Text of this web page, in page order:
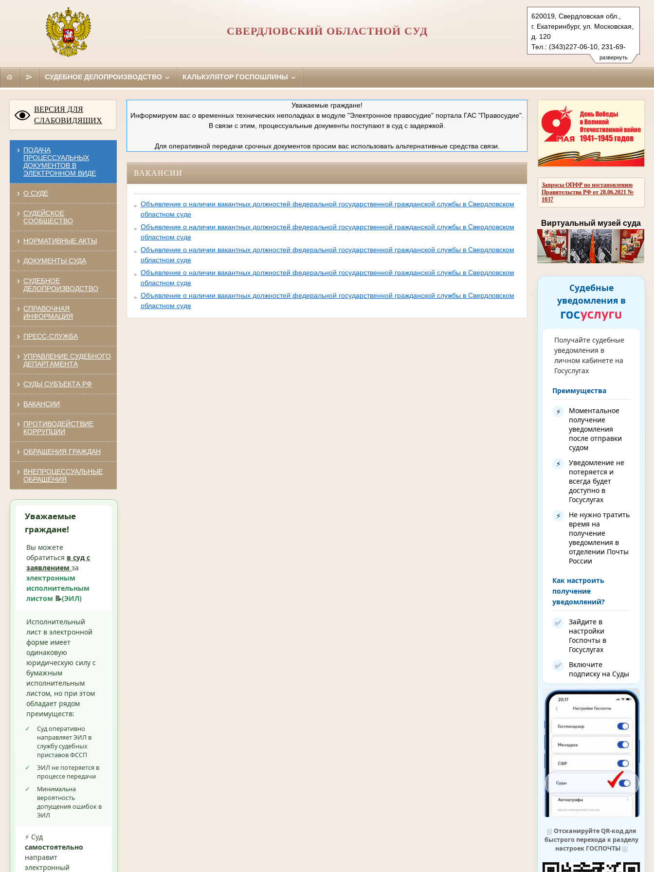
развернуть
620019, Свердловская обл.,
г. Екатеринбург, ул. Московская,
д. 120
Тел.: (343)227-06-10, 231-69-
89 (ф)
mail@ekboblsud.ru
СВЕРДЛОВСКИЙ ОБЛАСТНОЙ СУД
СУДЕБНОЕ ДЕЛОПРОИЗВОДСТВО КАЛЬКУЛЯТОР ГОСПОШЛИНЫ
ВЕРСИЯ ДЛЯ
СЛАБОВИДЯЩИХ
ПОДАЧА
ПРОЦЕССУАЛЬНЫХ
ДОКУМЕНТОВ В
ЭЛЕКТРОННОМ ВИДЕ
О СУДЕ
СУДЕЙСКОЕ
СООБЩЕСТВО
НОРМАТИВНЫЕ АКТЫ
ДОКУМЕНТЫ СУДА
СУДЕБНОЕ
ДЕЛОПРОИЗВОДСТВО
СПРАВОЧНАЯ
ИНФОРМАЦИЯ
ПРЕСС-СЛУЖБА
УПРАВЛЕНИЕ СУДЕБНОГО
ДЕПАРТАМЕНТА
СУДЫ СУБЪЕКТА РФ
ВАКАНСИИ
ПРОТИВОДЕЙСТВИЕ
КОРРУПЦИИ
ОБРАЩЕНИЯ ГРАЖДАН
ВНЕПРОЦЕССУАЛЬНЫЕ
ОБРАЩЕНИЯ
Уважаемые
граждане!
Вы можете
обратиться в суд с
заявлениемза
электронным
исполнительным
листом 📝(ЭИЛ)
Исполнительный
лист в электронной
форме имеет
одинаковую
юридическую силу с
бумажным
исполнительным
листом, но при этом
обладает рядом
преимуществ:
✓
Суд оперативно
направляет ЭИЛ в
службу судебных
приставов ФССП
✓
ЭИЛ не потеряется в
процессе передачи
✓
Минимальна
вероятность
допущения ошибок в
ЭИЛ
⚡ Суд
самостоятельно
направит
электронный
Запросы ОПФР по постановлению
Правительства РФ от 28.06.2021 №
1037
Виртуальный музей суда
Судебные
уведомления в
Получайте судебные
уведомления в
личном кабинете на
Госуслугах
Преимущества
⚡
Моментальное
получение
уведомления
после отправки
судом
⚡
Уведомление не
потеряется и
всегда будет
доступно в
Госуслугах
⚡
Не нужно тратить
время на
получение
уведомления в
отделении Почты
России
Как настроить
получение
уведомлений?
✅
Зайдите в
настройки
Госпочты в
Госуслугах
✅
Включите
подписку на Суды
⛆ Отсканируйте QR-код для
быстрого перехода к разделу
настроек ГОСПОЧТЫ⛆
Уважаемые граждане!
Информируем вас о временных технических неполадках в модуле "Электронное правосудие" портала ГАС "Правосудие".
В связи с этим, процессуальные документы поступают в суд с задержкой.
Для оперативной передачи срочных документов просим вас использовать альтернативные средства связи.
ВАКАНСИИ
Объявление о наличии вакантных должностей федеральной государственной гражданской службы в Свердловском
областном суде
Объявление о наличии вакантных должностей федеральной государственной гражданской службы в Свердловском
областном суде
Объявление о наличии вакантных должностей федеральной государственной гражданской службы в Свердловском
областном суде
Объявление о наличии вакантных должностей федеральной государственной гражданской службы в Свердловском
областном суде
Объявление о наличии вакантных должностей федеральной государственной гражданской службы в Свердловском
областном суде